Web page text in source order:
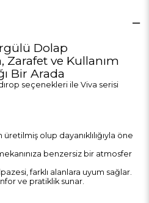
Dolap
Zarafet ve Kullanım
Bir Arada
seçenekleri ile Viva serisi
olup dayanıklılığıyla öne
benzersiz bir atmosfer
farklı alanlara uyum sağlar.
ve pratiklik sunar.